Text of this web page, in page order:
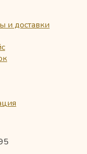
и доставки